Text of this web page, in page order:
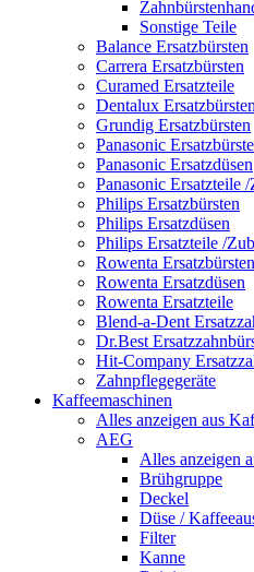
Sonstige Teile
Balance Ersatzbürsten
Carrera Ersatzbürsten
Curamed Ersatzteile
Dentalux Ersatzbürsten
Grundig Ersatzbürsten
Panasonic
Panasonic Ersatzdüsen
Panasonic Ersatzteile
Philips Ersatzbürsten
Philips Ersatzdüsen
Philips Ersatzteile /
Rowenta Ersatzbürsten
Rowenta Ersatzdüsen
Rowenta Ersatzteile
Blend-a-Dent
Dr.Best
Hit-Company
Zahnpflegegeräte
Kaffeemaschinen
Alles anzeigen aus
AEG
Alles anzeigen
Brühgruppe
Deckel
Düse /
Filter
Kanne